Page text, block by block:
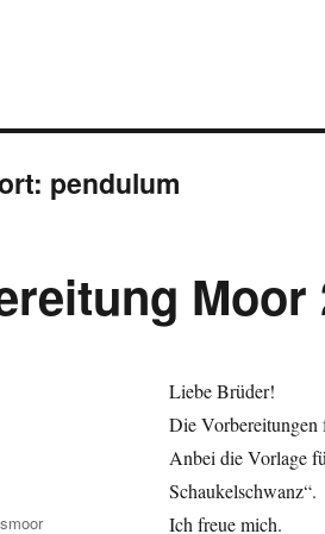
pendulum
Moor
Liebe Brüder!
Die Vorbereitungen
Anbei die Vorlage
Schaukelschwanz“.
Ich freue mich.